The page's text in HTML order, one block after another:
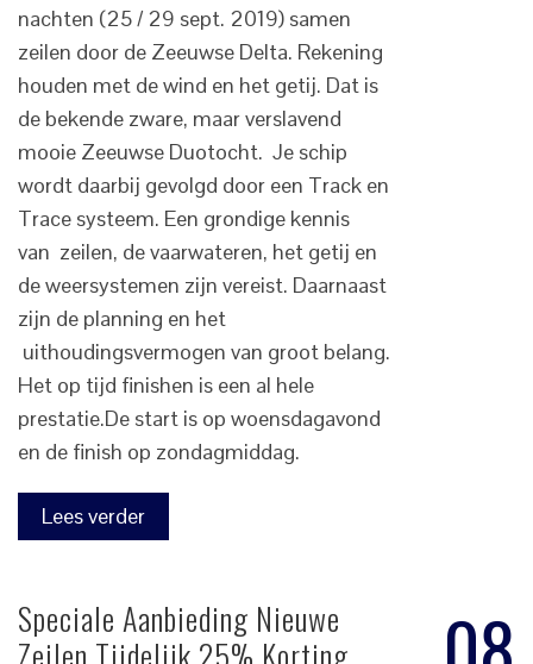
nachten (25 / 29 sept. 2019) samen
zeilen door de Zeeuwse Delta. Rekening
houden met de wind en het getij. Dat is
de bekende zware, maar verslavend
mooie Zeeuwse Duotocht. Je schip
wordt daarbij gevolgd door een Track en
Trace systeem. Een grondige kennis
van zeilen, de vaarwateren, het getij en
de weersystemen zijn vereist. Daarnaast
zijn de planning en het
uithoudingsvermogen van groot belang.
Het op tijd finishen is een al hele
prestatie.De start is op woensdagavond
en de finish op zondagmiddag.
Lees verder
Speciale Aanbieding Nieuwe